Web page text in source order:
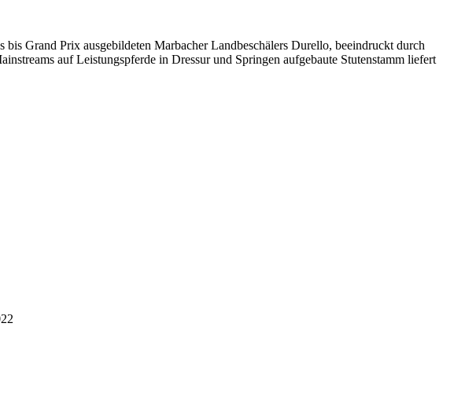
Grand Prix ausgebildeten Marbacher Landbeschälers Durello, beeindruckt durch
auf Leistungspferde in Dressur und Springen aufgebaute Stutenstamm liefert